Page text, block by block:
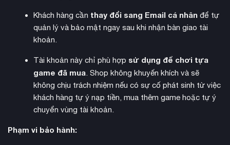
Hệ thống gửi định dạng: Tài khoản | Mật khẩu | Tài khoản
Email | Mật khẩu Email. Đăng nhập và trải nghiệm ngay.
Khách hàng cần thay đổi sang Email cá nhânđể tự
quản lý và bảo mật ngay sau khi nhận bàn giao tài
khoản.
Tài khoản này chỉ phù hợp sử dụng để chơi tựa
game đã mua. Shop không khuyến khích và sẽ
không chịu trách nhiệm nếu có sự cố phát sinh từ việc
khách hàng tự ý nạp tiền, mua thêm game hoặc tự ý
chuyển vùng tài khoản.
Phạm vi bảo hành: